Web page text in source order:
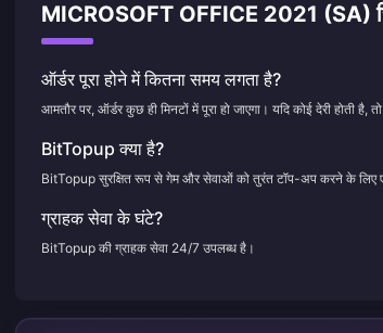
MICROSOFT OFFICE 2021 (SA)
ऑर्डर पूरा होने में कितना समय लगता है?
आमतौर पर, ऑर्डर कुछ ही मिनटों में पूरा हो जाएगा। यदि कोई देरी होती है,
BitTopup क्या है?
BitTopup सुरक्षित रूप से गेम और सेवाओं को तुरंत टॉप-अप करने के लिए
ग्राहक सेवा के घंटे?
BitTopup की ग्राहक सेवा 24/7 उपलब्ध है।